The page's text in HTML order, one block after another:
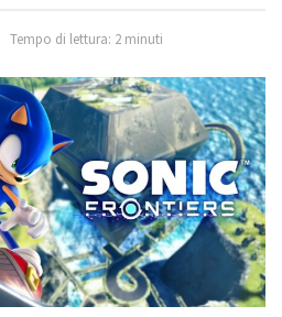
Tempo di lettura: 2 minuti